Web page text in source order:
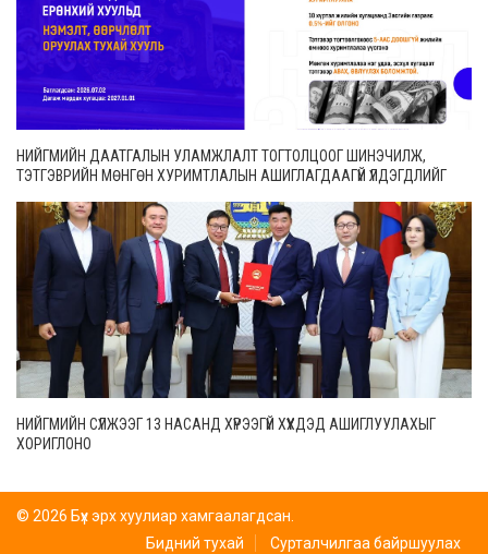
НИЙГМИЙН ДААТГАЛЫН УЛАМЖЛАЛТ ТОГТОЛЦООГ ШИНЭЧИЛЖ,
ТЭТГЭВРИЙН МӨНГӨН ХУРИМТЛАЛЫН АШИГЛАГДААГҮЙ ҮЛДЭГДЛИЙГ
НИЙГМИЙН СҮЛЖЭЭГ 13 НАСАНД ХҮРЭЭГҮЙ ХҮҮХДЭД АШИГЛУУЛАХЫГ
ХОРИГЛОНО
© 2026 Бүх эрх хуулиар хамгаалагдсан.
Бидний тухай
Сурталчилгаа байршуулах